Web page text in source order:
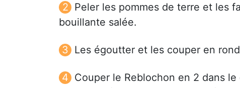
Peler les pommes de terre et les
bouillante salée.
Les égoutter et les couper en
Couper le Reblochon en 2 dans